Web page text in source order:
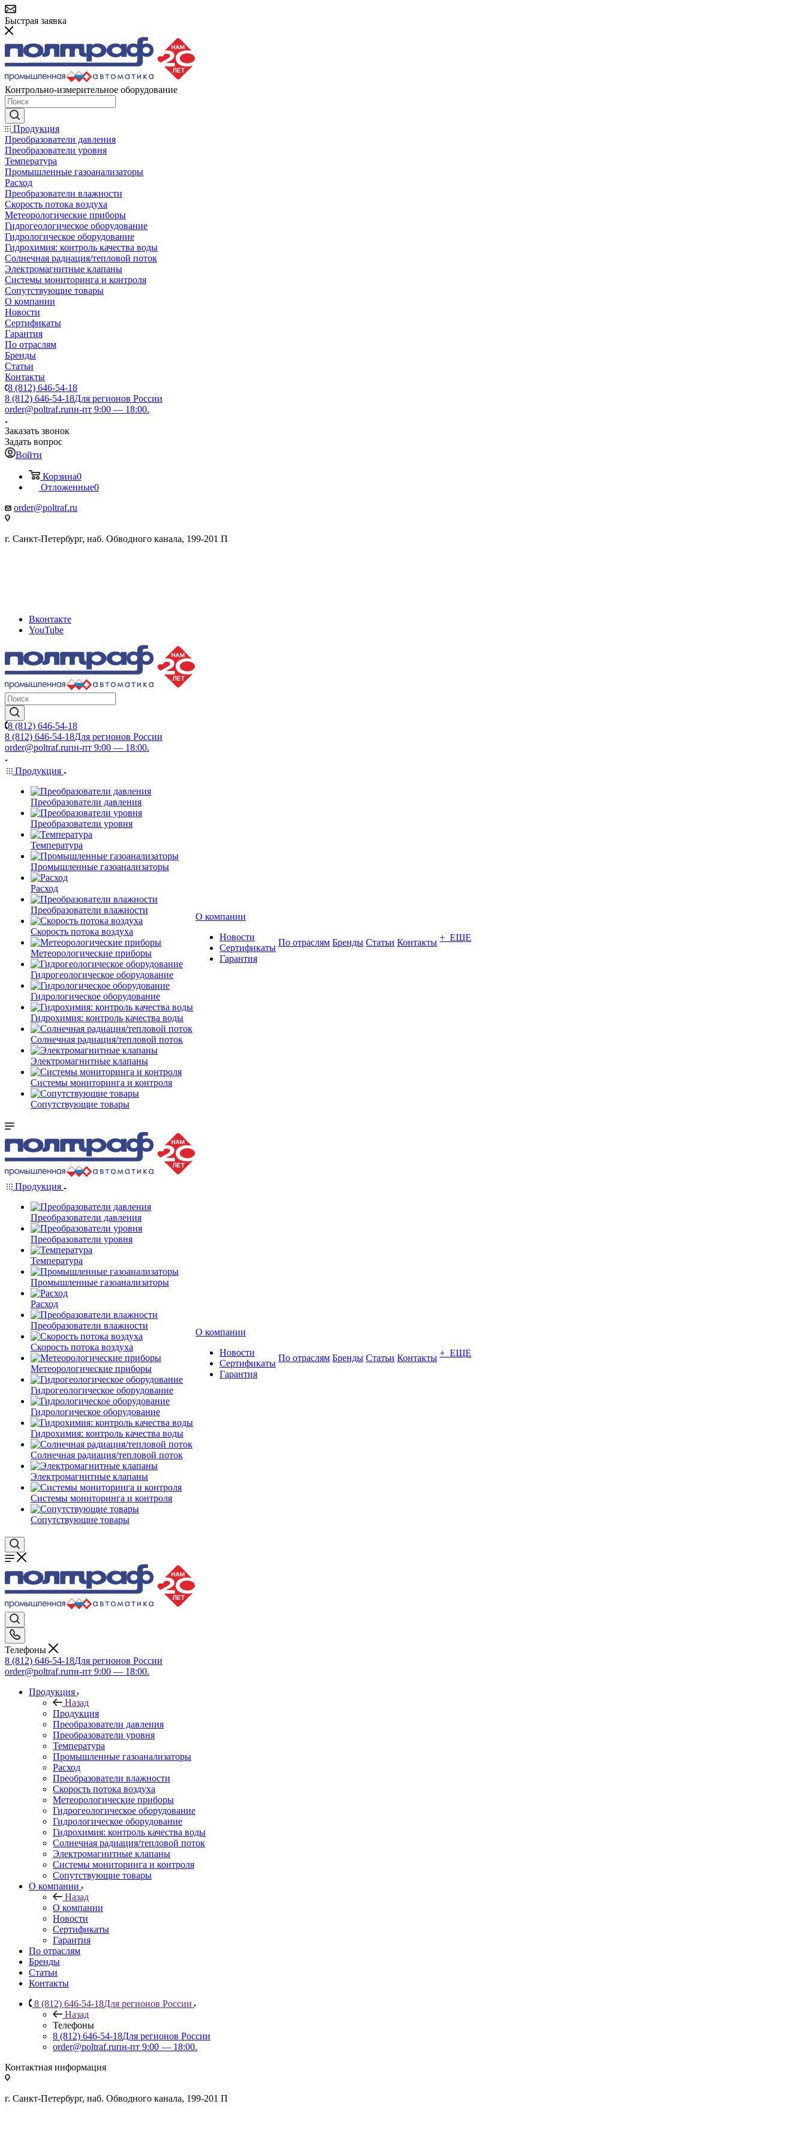
Быстрая заявка
Контрольно-измерительное оборудование
Продукция
Преобразователи давления
Преобразователи уровня
Температура
Промышленные газоанализаторы
Расход
Преобразователи влажности
Скорость потока воздуха
Метеорологические приборы
Гидрогеологическое оборудование
Гидрологическое оборудование
Гидрохимия: контроль качества воды
Солнечная радиация/тепловой поток
Электромагнитные клапаны
Системы мониторинга и контроля
Сопутствующие товары
О компании
Новости
Сертификаты
Гарантия
По отраслям
Бренды
Статьи
Контакты
8 (812) 646-54-18
8 (812) 646-54-18Для регионов России
order@poltraf.ruпн-пт 9:00 — 18:00.
Заказать звонок
Задать вопрос
Войти
Корзина0
Отложенные0
order@poltraf.ru
г. Санкт-Петербург, наб. Обводного канала, 199-201 П
Вконтакте
YouTube
8 (812) 646-54-18
8 (812) 646-54-18Для регионов России
order@poltraf.ruпн-пт 9:00 — 18:00.
Продукция
Преобразователи давления
Преобразователи уровня
Температура
Промышленные газоанализаторы
Расход
Преобразователи влажности
Скорость потока воздуха
Метеорологические приборы
Гидрогеологическое оборудование
Гидрологическое оборудование
Гидрохимия: контроль качества воды
Солнечная радиация/тепловой поток
Электромагнитные клапаны
Системы мониторинга и контроля
Сопутствующие товары
О компании
Новости
Сертификаты
Гарантия
По отраслям Бренды Статьи Контакты + ЕЩЕ
Продукция
Преобразователи давления
Преобразователи уровня
Температура
Промышленные газоанализаторы
Расход
Преобразователи влажности
Скорость потока воздуха
Метеорологические приборы
Гидрогеологическое оборудование
Гидрологическое оборудование
Гидрохимия: контроль качества воды
Солнечная радиация/тепловой поток
Электромагнитные клапаны
Системы мониторинга и контроля
Сопутствующие товары
О компании
Новости
Сертификаты
Гарантия
По отраслям Бренды Статьи Контакты + ЕЩЕ
Телефоны
8 (812) 646-54-18Для регионов России
order@poltraf.ruпн-пт 9:00 — 18:00.
Продукция
Назад
Продукция
Преобразователи давления
Преобразователи уровня
Температура
Промышленные газоанализаторы
Расход
Преобразователи влажности
Скорость потока воздуха
Метеорологические приборы
Гидрогеологическое оборудование
Гидрологическое оборудование
Гидрохимия: контроль качества воды
Солнечная радиация/тепловой поток
Электромагнитные клапаны
Системы мониторинга и контроля
Сопутствующие товары
О компании
Назад
О компании
Новости
Сертификаты
Гарантия
По отраслям
Бренды
Статьи
Контакты
8 (812) 646-54-18Для регионов России
Назад
Телефоны
8 (812) 646-54-18Для регионов России
order@poltraf.ruпн-пт 9:00 — 18:00.
Контактная информация
г. Санкт-Петербург, наб. Обводного канала, 199-201 П